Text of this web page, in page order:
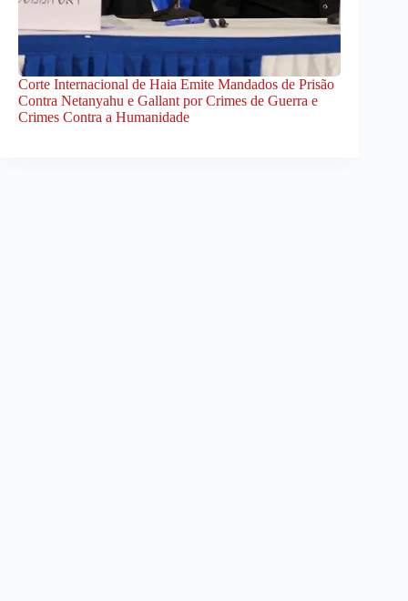
Corte Internacional de Haia Emite Mandados de Prisão
Contra Netanyahu e Gallant por Crimes de Guerra e
Crimes Contra a Humanidade